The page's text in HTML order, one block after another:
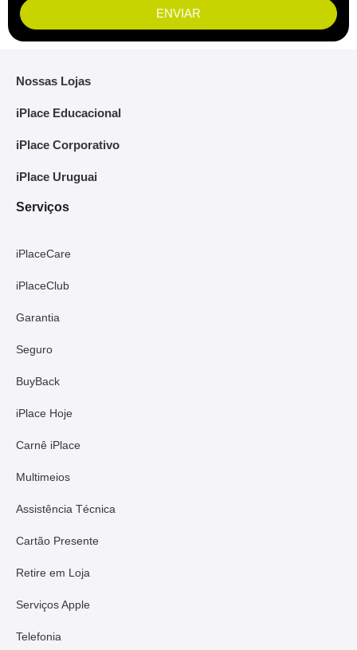
ENVIAR
Nossas Lojas
iPlace Educacional
iPlace Corporativo
iPlace Uruguai
Serviços
iPlaceCare
iPlaceClub
Garantia
Seguro
BuyBack
iPlace Hoje
Carnê iPlace
Multimeios
Assistência Técnica
Cartão Presente
Retire em Loja
Serviços Apple
Telefonia